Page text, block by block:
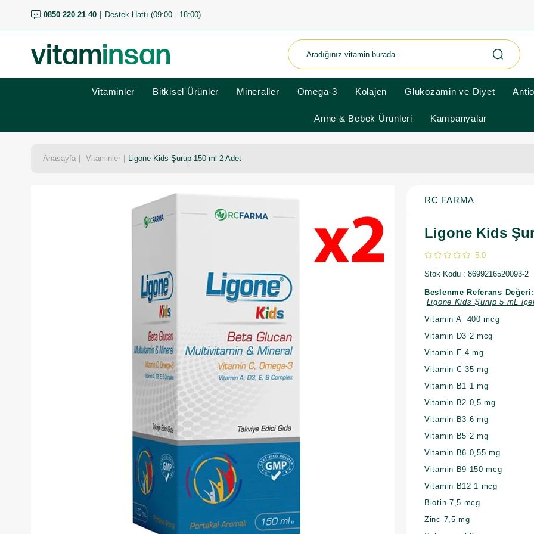
0850 220 21 40 Destek Hattı (09:00 - 18:00)
Vitaminler Bitkisel Ürünler Mineraller Omega-3 Kolajen Glukozamin ve Diyet
Anne & Bebek Ürünleri Kampanyalar
Anasayfa Vitaminler Ligone Kids Şurup 150 ml 2 Adet
RC FARMA
Ligone Kids
5.0
Stok Kodu 8699216520093-2
Beslenme Referans Değeri:
Ligone Kids Şurup 5 mL
Vitamin A 400 mcg
Vitamin D3 2 mcg
Vitamin E 4 mg
Vitamin C 35 mg
Vitamin B1 1 mg
Vitamin B2 0,5 mg
Vitamin B3 6 mg
Vitamin B5 2 mg
Vitamin B6 0,55 mg
Vitamin B9 150 mcg
Vitamin B12 1 mcg
Biotin 7,5 mcg
Zinc 7,5 mg